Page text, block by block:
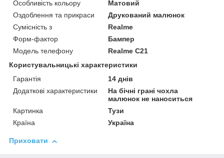
Особливість кольору
Матовий
Оздоблення та прикраси
Друкований малюнок
Сумісність з
Realme
Форм-фактор
Бампер
Модель телефону
Realme C21
Користувальницькі характеристики
Гарантія
14 днів
Додаткові характеристики
На бічні грані чохла
малюнок не наноситься
Картинка
Тузи
Країна
Україна
Приховати